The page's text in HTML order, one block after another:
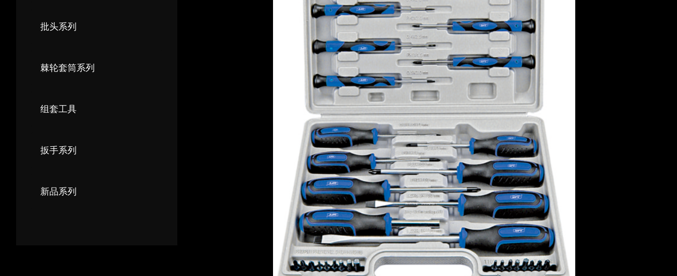
批头系列
棘轮套筒系列
组套工具
扳手系列
新品系列